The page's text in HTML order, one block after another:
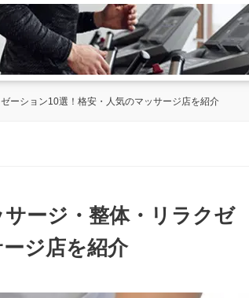
ーション10選！格安・人気のマッサージ店を紹介
サージ・整体・リラクゼ
ジ店を紹介